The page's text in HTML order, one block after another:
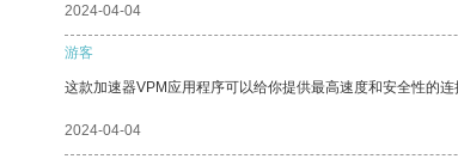
2024-04-04
游客
这款加速器VPM应用程序可以给你提供最高速度和安全性的连
2024-04-04